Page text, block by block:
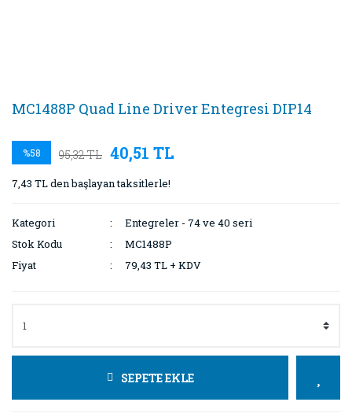
MC1488P Quad Line Driver Entegresi DIP14
%58 95,32 TL 40,51 TL
7,43 TL den başlayan taksitlerle!
Kategori
Entegreler - 74 ve 40 seri
Stok Kodu
MC1488P
Fiyat
79,43 TL + KDV
SEPETE EKLE